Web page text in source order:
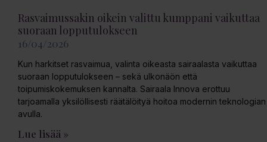
Rasvaimussakin oikein valittu kumppani vaikuttaa
suoraan lopputulokseen
16/04/2026
Kun harkitset rasvaimua, valinta oikeasta sairaalasta vaikuttaa
suoraan lopputulokseen – sekä ulkonäön että
toipumiskokemuksen kannalta. Sairaala Innova erottuu
tarjoamalla yksilöllisesti räätälöityä hoitoa modernin teknologian
avulla.
Lue lisää »